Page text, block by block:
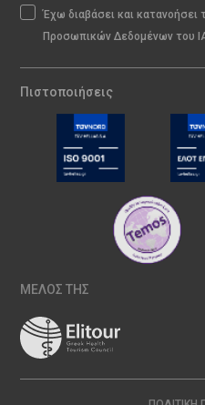
Έχω διαβάσει και κατανοήσει
Προσωπικών Δεδομένων του
Πιστοποιήσεις
ΜΕΛΟΣ ΤΗΣ